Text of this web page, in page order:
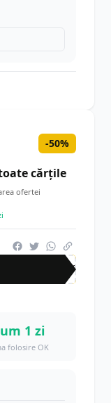
-50%
cărțile
ofertei
-50%
1 zi
folosire OK